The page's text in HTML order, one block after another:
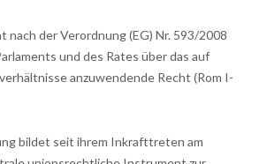
nach der Verordnung (EG) Nr. 593/2008
und des Rates über das auf
anzuwendende Recht (Rom I-
bildet seit ihrem Inkrafttreten am